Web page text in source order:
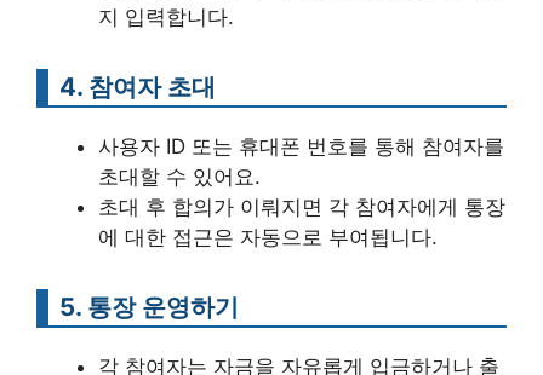
지 입력합니다.
4. 참여자 초대
사용자 ID 또는 휴대폰 번호를 통해 참여자를
초대할 수 있어요.
초대 후 합의가 이뤄지면 각 참여자에게 통장
에 대한 접근은 자동으로 부여됩니다.
5. 통장 운영하기
각 참여자는 자금을 자유롭게 입금하거나 출